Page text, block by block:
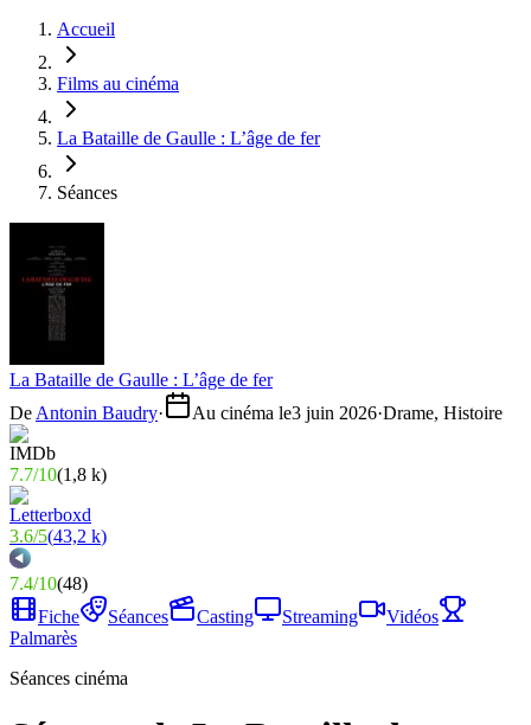
Accueil
Films au cinéma
La Bataille de Gaulle : L’âge de fer
Séances
La Bataille de Gaulle : L’âge de fer
De Antonin Baudry· Au cinéma le3 juin 2026·Drame, Histoire
7.7/10(1,8 k)
3.6/5(43,2 k)
7.4/10(48)
Fiche
Séances Casting Streaming
Vidéos
Palmarès
Séances cinéma